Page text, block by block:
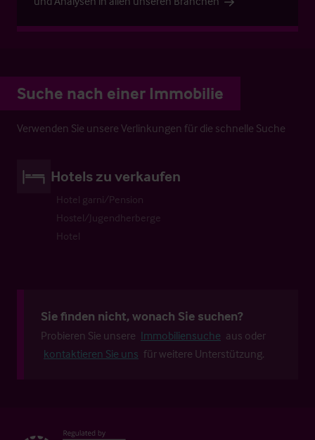
Suche nach einer Immobilie
Verwenden Sie unsere Verlinkungen für die schnelle Suche
Hotels zu verkaufen
Hotel garni/Pension
Hostel/Jugendherberge
Hotel
Sie finden nicht, wonach Sie suchen?
Probieren Sie unsere Immobiliensuche aus oder
kontaktieren Sie uns für weitere Unterstützung.